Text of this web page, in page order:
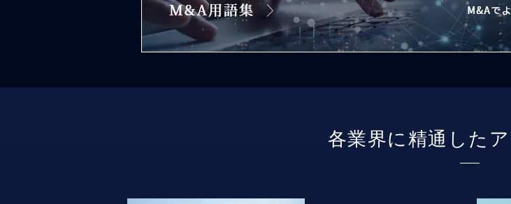
各業界に精通した